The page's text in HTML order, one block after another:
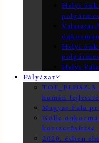
Helyi
Helyi
Helyi
Pályázat
TOP_PLUSZ-
humán
Magyar Falu
Gölle
korszerűsítése
2020. évben